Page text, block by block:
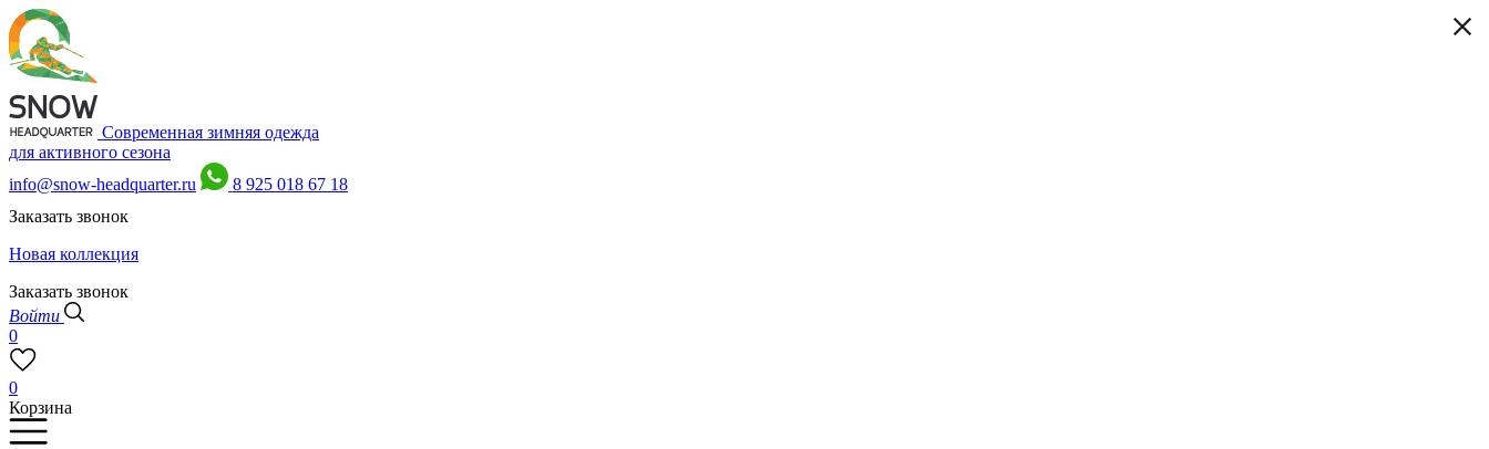
Современная зимняя одежда
для активного сезона
info@snow-headquarter.ru
8 925 018 67 18
Заказать звонок
Новая коллекция
Заказать звонок
Войти
0
0
Корзина